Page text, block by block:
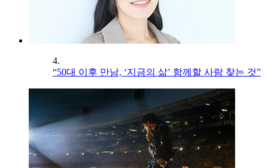
4.
“50대 이후 만남, ‘지금의 삶’ 함께할 사람 찾는 것”